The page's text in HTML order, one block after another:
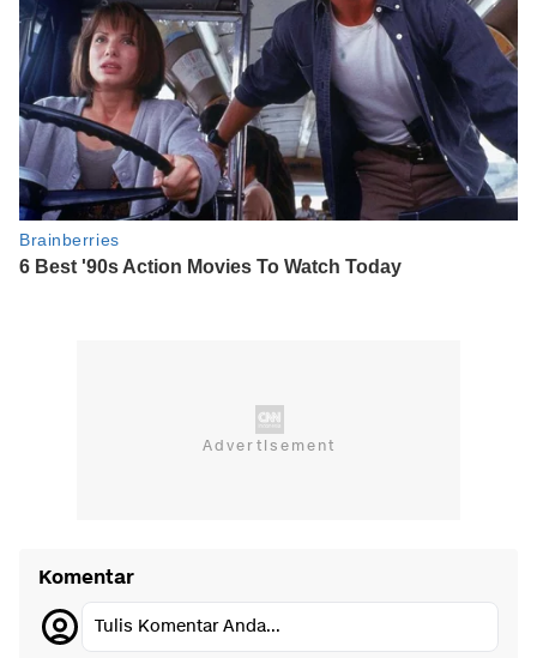
Komentar
Tulis Komentar Anda...